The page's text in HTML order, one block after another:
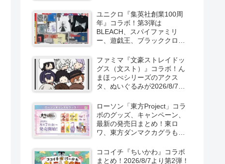
より新発売！第2弾は限定チョ
コレートなどが2026年10月？
再販売は？
ユニクロ『集英社創業100周
年』コラボ！第3弾は
BLEACH、スパイファミリ
ー、遊戯王、ブラッククロー
の半袖Tシャツが2026/8/7より
新発売！
ファミマ『文豪ストレイドッ
グス（文スト）』コラボ！ん
まほっぺシリーズのアクス
タ、ぬいぐるみが2026/8/7～
ローソン「東方Project」コラ
ボのグッズ、キャンペーン、
最新の発売日まとめ！東ロ
ワ、東方ダンマクカグラも！
LostWordのプラモ風アクキ
ー、カラビナ、クリアファイ
ココイチ『ちいかわ』コラボ
まとめ！2026/8/7より第2弾！